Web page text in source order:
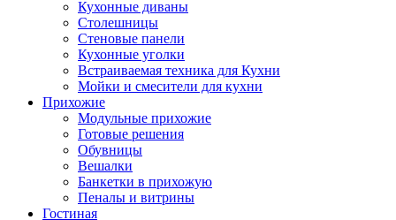
Кухонные диваны
Столешницы
Стеновые панели
Кухонные уголки
Встраиваемая техника для Кухни
Мойки и смесители для кухни
Прихожие
Модульные прихожие
Готовые решения
Обувницы
Вешалки
Банкетки в прихожую
Пеналы и витрины
Гостиная